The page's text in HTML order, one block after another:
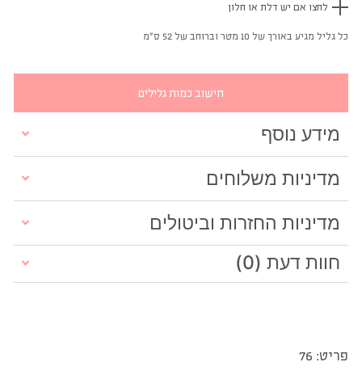
לחצו אם יש דלת או חלון
כל גליל מגיע באורך של 10 מטר וברוחב של 52 ס"מ
חישוב כמות גלילים
מידע נוסף
מדיניות משלוחים
מדיניות החזרות וביטולים
חוות דעת (0)
פריט: 76